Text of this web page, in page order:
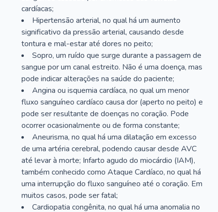
cardíacas;
Hipertensão arterial, no qual há um aumento
significativo da pressão arterial, causando desde
tontura e mal-estar até dores no peito;
Sopro, um ruído que surge durante a passagem de
sangue por um canal estreito. Não é uma doença, mas
pode indicar alterações na saúde do paciente;
Angina ou isquemia cardíaca, no qual um menor
fluxo sanguíneo cardíaco causa dor (aperto no peito) e
pode ser resultante de doenças no coração. Pode
ocorrer ocasionalmente ou de forma constante;
Aneurisma, no qual há uma dilatação em excesso
de uma artéria cerebral, podendo causar desde AVC
até levar à morte; Infarto agudo do miocárdio (IAM),
também conhecido como Ataque Cardíaco, no qual há
uma interrupção do fluxo sanguíneo até o coração. Em
muitos casos, pode ser fatal;
Cardiopatia congênita, no qual há uma anomalia no